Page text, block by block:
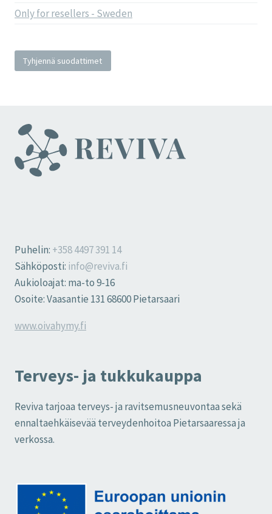
Only for resellers - Sweden
Tyhjennä suodattimet
Puhelin: +358 4497 391 14
Sähköposti: info@reviva.fi
Aukioloajat: ma-to 9-16
Osoite: Vaasantie 131 68600 Pietarsaari
www.oivahymy.fi
Terveys- ja tukkukauppa
Reviva tarjoaa terveys- ja ravitsemusneuvontaa sekä
ennaltaehkäisevää terveydenhoitoa Pietarsaaressa ja
verkossa.